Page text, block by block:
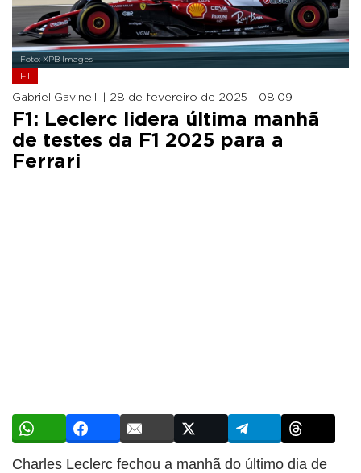
Foto: XPB Images
F1
Gabriel Gavinelli | 28 de fevereiro de 2025 - 08:09
F1: Leclerc lidera última manhã
de testes da F1 2025 para a
Ferrari
Charles Leclerc fechou a manhã do último dia de